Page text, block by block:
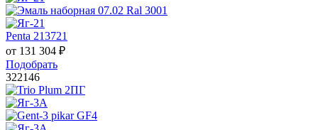
Penta 213721
от 131 304 ₽
Подобрать
322146